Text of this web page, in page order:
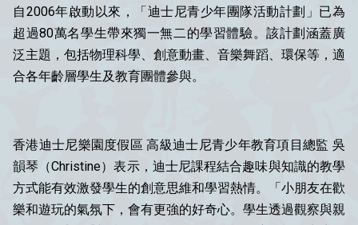
自2006年啟動以來，「迪士尼青少年團隊活動計劃」已為
超過80萬名學生帶來獨一無二的學習體驗。該計劃涵蓋廣
泛主題，包括物理科學、創意動畫、音樂舞蹈、環保等，適
合各年齡層學生及教育團體參與。
香港迪士尼樂園度假區 高級迪士尼青少年教育項目總監 吳
韻琴（Christine）表示，迪士尼課程結合趣味與知識的教學
方式能有效激發學生的創意思維和學習熱情。「小朋友在歡
樂和遊玩的氣氛下，會有更強的好奇心。學生透過觀察與親